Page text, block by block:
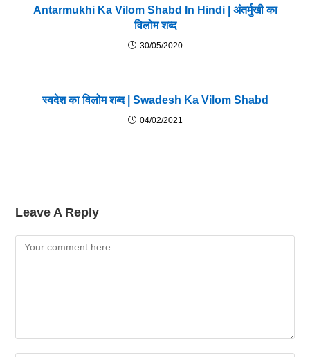
Antarmukhi Ka Vilom Shabd In Hindi | अंतर्मुखी का
विलोम शब्द
30/05/2020
स्वदेश का विलोम शब्द | Swadesh Ka Vilom Shabd
04/02/2021
Leave A Reply
Comment